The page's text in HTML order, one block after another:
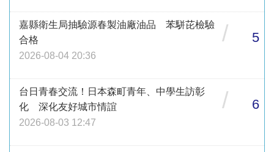
嘉縣衛生局抽驗源春製油廠油品 苯駢芘檢驗
合格
2026-08-04 20:36
/ 5
台日青春交流！日本森町青年、中學生訪彰
化 深化友好城市情誼
2026-08-03 12:47
/ 6